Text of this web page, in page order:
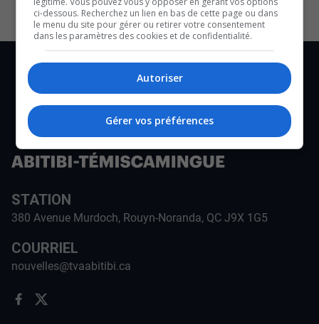
STATION
380 Avenue Murdoch, Rouyn-Noranda, QC J9X 1G5
COURRIEL
nouvelles@tvaabitibi.ca
ci-dessous. Recherchez un lien en bas de cette page ou dans
le menu du site pour gérer ou retirer votre consentement
dans les paramètres des cookies et de confidentialité.
Autoriser
Gérer vos préférences